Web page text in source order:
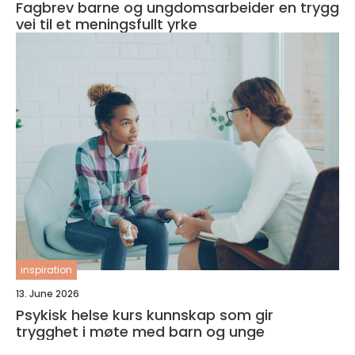
Fagbrev barne og ungdomsarbeider en trygg
vei til et meningsfullt yrke
inspiration
13. June 2026
Psykisk helse kurs kunnskap som gir
trygghet i møte med barn og unge